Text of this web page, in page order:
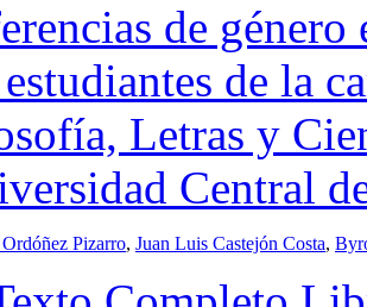
de
de la
Letras y
Central
Pizarro, Juan Luis Castejón Costa,